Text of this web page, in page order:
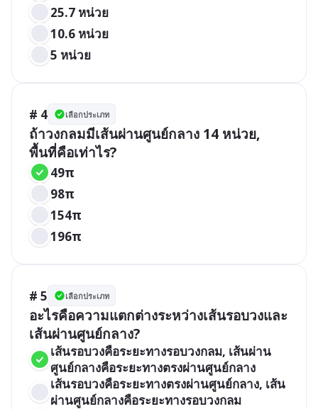
25.7 หน่วย
10.6 หน่วย
5 หน่วย
# 4 เลือกประเภท
ถ้าวงกลมมีเส้นผ่านศูนย์กลาง 14 หน่วย,
พื้นที่คือเท่าไร?
49π
98π
154π
196π
# 5 เลือกประเภท
อะไรคือความแตกต่างระหว่างเส้นรอบวงและ
เส้นผ่านศูนย์กลาง?
เส้นรอบวงคือระยะทางรอบวงกลม, เส้นผ่าน
ศูนย์กลางคือระยะทางตรงผ่านศูนย์กลาง
เส้นรอบวงคือระยะทางตรงผ่านศูนย์กลาง, เส้น
ผ่านศูนย์กลางคือระยะทางรอบวงกลม